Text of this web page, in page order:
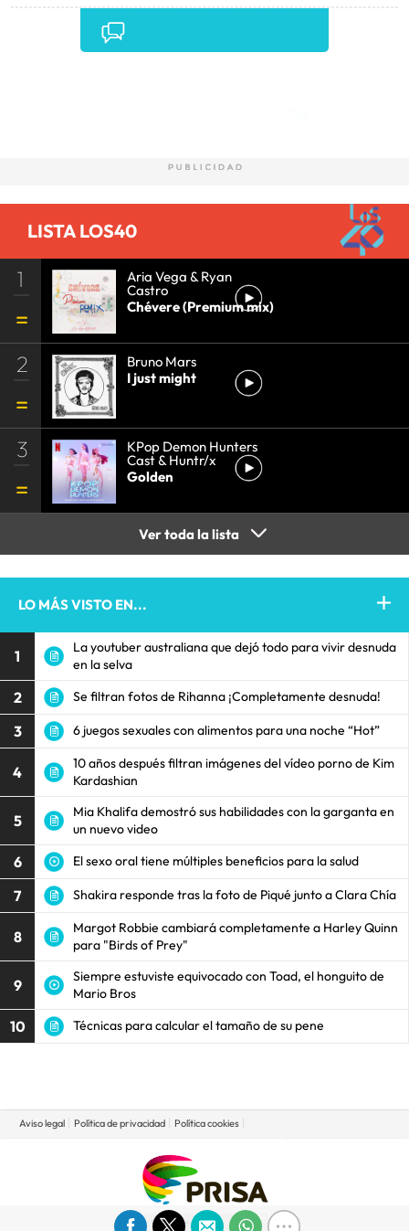
LISTA LOS40
1 Aria Vega & Ryan
Castro
Chévere (Premium mix)
2
Bruno Mars
I just might
3 KPop Demon Hunters
Cast & Huntr/x
Golden
Ver toda la lista
LO MÁS VISTO EN...
1
La youtuber australiana que dejó todo para vivir desnuda
en la selva
2 Se filtran fotos de Rihanna ¡Completamente desnuda!
3 6 juegos sexuales con alimentos para una noche “Hot”
4
10 años después filtran imágenes del vídeo porno de Kim
Kardashian
5
Mia Khalifa demostró sus habilidades con la garganta en
un nuevo video
6 El sexo oral tiene múltiples beneficios para la salud
7 Shakira responde tras la foto de Piqué junto a Clara Chía
8
Margot Robbie cambiará completamente a Harley Quinn
para "Birds of Prey"
9
Siempre estuviste equivocado con Toad, el honguito de
Mario Bros
10 Técnicas para calcular el tamaño de su pene
Aviso legal Política de privacidad Política cookies